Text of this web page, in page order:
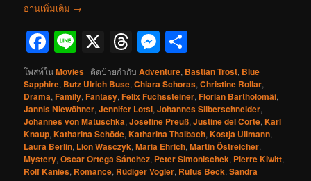
อ่านเพิ่มเติม →
Facebook
Line
X Threads
Messenger
โพสท์ในMovies | ติดป้ายกำกับ Adventure, Bastian Trost, Blue
Sapphire, Butz Ulrich Buse,Chiara Schoras,Christine Rollar,
Drama,Family,Fantasy,Felix Fuchssteiner,Florian Bartholomäi,
Jannis Niewöhner,Jennifer Lotsi,Johannes Silberschneider,
Johannes von Matuschka,Josefine Preuß,Justine del Corte,Karl
Knaup,Katharina Schöde,Katharina Thalbach,Kostja Ullmann,
Laura Berlin, Lion Wasczyk,Maria Ehrich,Martin Östreicher,
Mystery,Oscar Ortega Sánchez, Peter Simonischek, Pierre Kiwitt,
Rolf Kanies, Romance, Rüdiger Vogler, Rufus Beck,Sandra